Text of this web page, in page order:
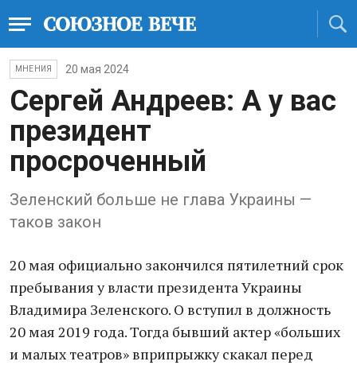
МНЕНИЯ 20 мая 2024
Сергей Андреев: А у вас
президент
просроченный
Зеленский больше не глава Украины —
таков закон
20 мая официально закончился пятилетний срок
пребывания у власти президента Украины
Владимира Зеленского. О вступил в должность
20 мая 2019 года. Тогда бывший актер «больших
и малых театров» вприпрыжку скакал перед